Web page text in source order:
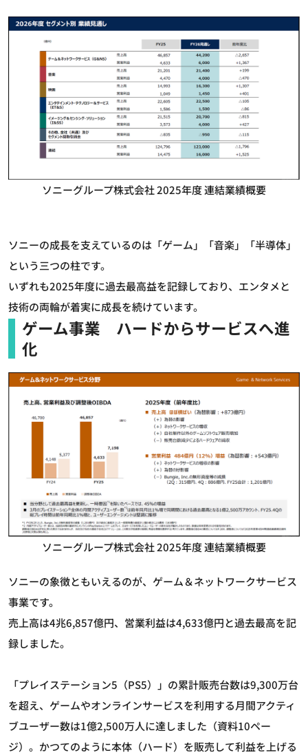
ソニーグループ株式会社 2025年度 連結業績概要
ソニーの成長を支えているのは「ゲーム」「音楽」「半導体」
という三つの柱です。
いずれも2025年度に過去最高益を記録しており、エンタメと
技術の両輪が着実に成長を続けています。
ゲーム事業 ハードからサービスへ進
化
ソニーグループ株式会社 2025年度 連結業績概要
ソニーの象徴ともいえるのが、ゲーム＆ネットワークサービス
事業です。
売上高は4兆6,857億円、営業利益は4,633億円と過去最高を記
録しました。
「プレイステーション5（PS5）」の累計販売台数は9,300万台
を超え、ゲームやオンラインサービスを利用する月間アクティ
ブユーザー数は1億2,500万人に達しました（資料10ペー
ジ）。かつてのように本体（ハード）を販売して利益を上げる